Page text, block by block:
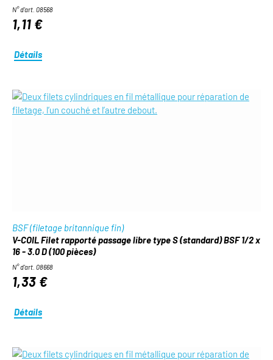
N° d'art. 08568
1,11 €
Détails
BSF (filetage britannique fin)
V-COIL Filet rapporté passage libre type S (standard) BSF 1/2 x
16 - 3.0 D (100 pièces)
N° d'art. 08668
1,33 €
Détails